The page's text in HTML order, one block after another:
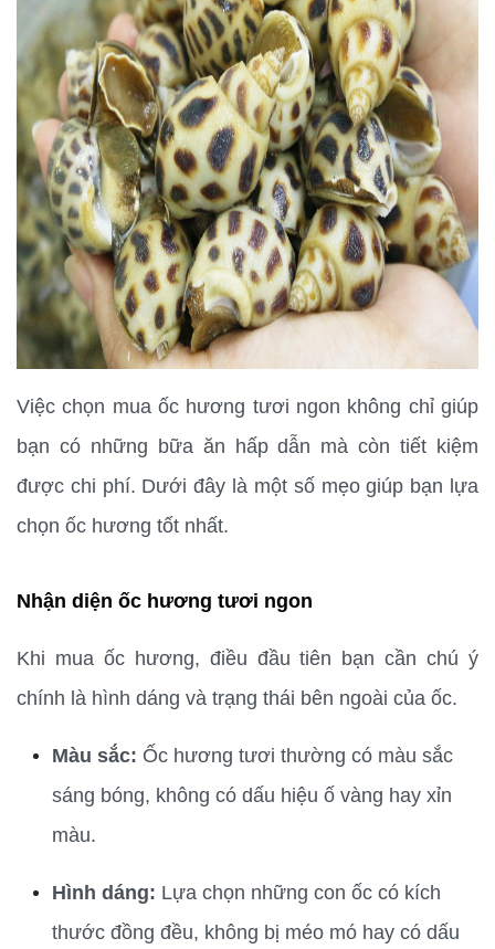
Việc chọn mua ốc hương tươi ngon không chỉ giúp
bạn có những bữa ăn hấp dẫn mà còn tiết kiệm
được chi phí. Dưới đây là một số mẹo giúp bạn lựa
chọn ốc hương tốt nhất.
Nhận diện ốc hương tươi ngon
Khi mua ốc hương, điều đầu tiên bạn cần chú ý
chính là hình dáng và trạng thái bên ngoài của ốc.
Màu sắc: Ốc hương tươi thường có màu sắc
sáng bóng, không có dấu hiệu ố vàng hay xỉn
màu.
Hình dáng: Lựa chọn những con ốc có kích
thước đồng đều, không bị méo mó hay có dấu